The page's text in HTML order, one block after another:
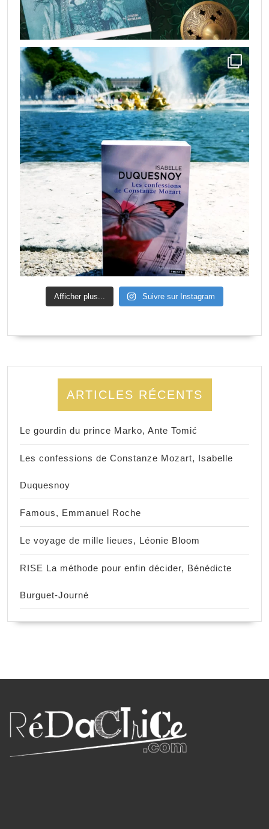
Afficher plus... Suivre sur Instagram
ARTICLES RÉCENTS
Le gourdin du prince Marko, Ante Tomić
Les confessions de Constanze Mozart, Isabelle
Duquesnoy
Famous, Emmanuel Roche
Le voyage de mille lieues, Léonie Bloom
RISE La méthode pour enfin décider, Bénédicte
Burguet-Journé